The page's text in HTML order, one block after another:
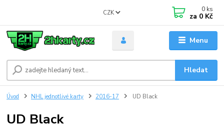
Menu
CZK
Hledat
0 ks
za 0 Kč
Úvod NHL jednotlivé karty 2016-17 UD Black
UD Black